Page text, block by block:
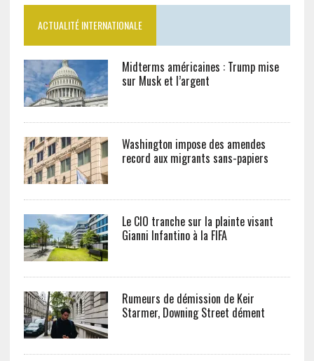
ACTUALITÉ INTERNATIONALE
Midterms américaines : Trump mise
sur Musk et l’argent
Washington impose des amendes
record aux migrants sans-papiers
Le CIO tranche sur la plainte visant
Gianni Infantino à la FIFA
Rumeurs de démission de Keir
Starmer, Downing Street dément